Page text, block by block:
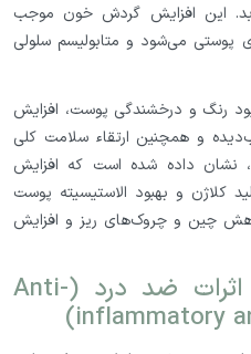
این افزایش گردش خون موجب
پوستی می‌شود و متابولیسم سلولی
رنگ و درخشندگی پوست، افزایش
و همچنین ارتقاء سلامت کلی
نشان داده شده است که افزایش
و بهبود الاستیسیته پوست
چین و چروک‌های ریز و افزایش
۴. کاهش التهابات و اثرات ضد درد (Anti-
inflammatory